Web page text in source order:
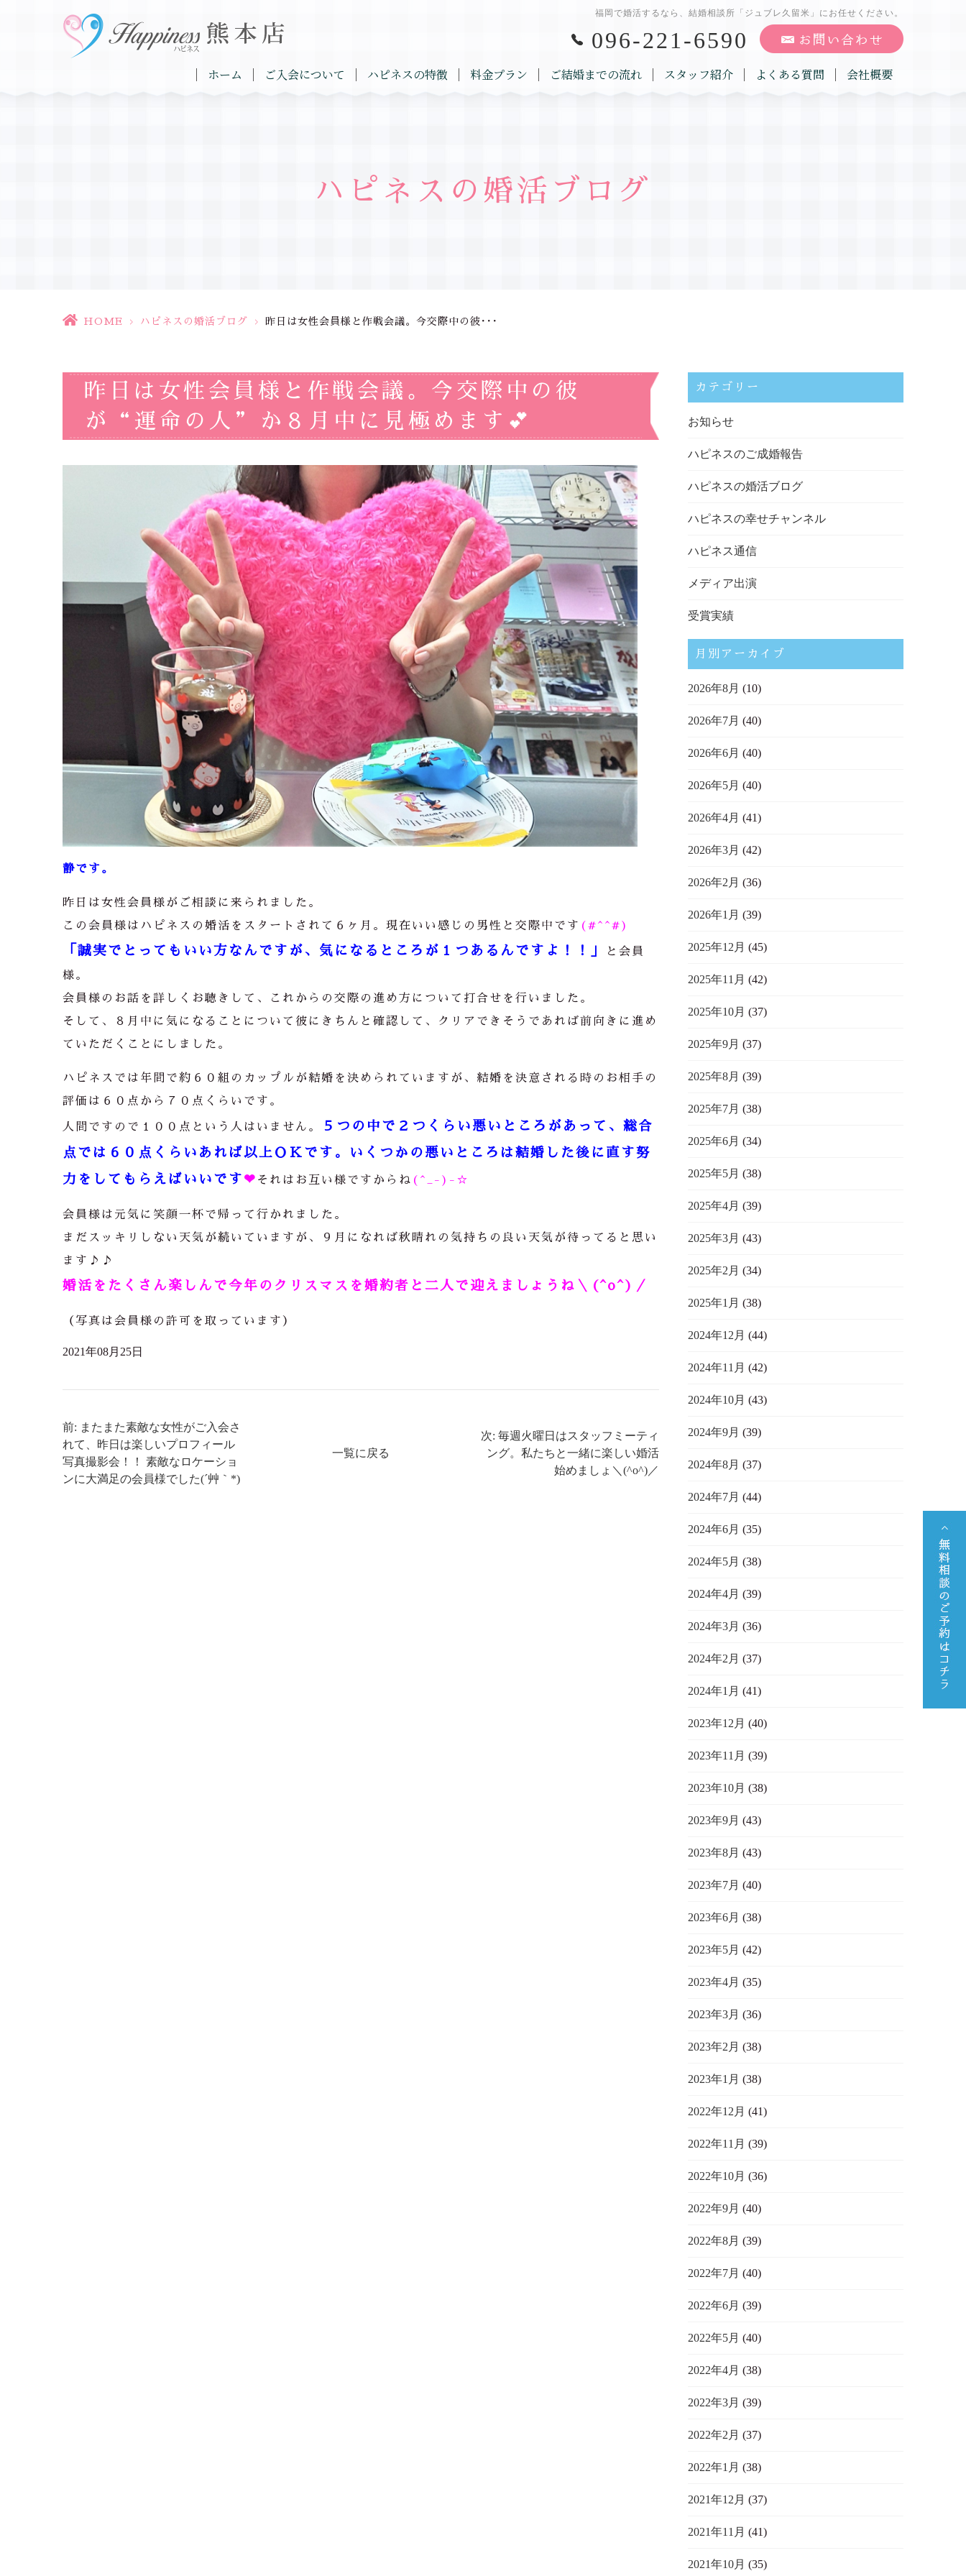
福岡で婚活するなら、結婚相談所「ジュブレ久留米」にお任せください。
096-221-6590
ホーム ご入会について ハピネスの特徴 料金プラン ご結婚までの流れ スタッフ紹介 よくある質問 会社概要
ハピネスの婚活ブログ
HOME > ハピネスの婚活ブログ > 昨日は女性会員様と作戦会議。今交際中の彼･･･
昨日は女性会員様と作戦会議。今交際中の彼
が“運命の人”か８月中に見極めます💕
静です。
昨日は女性会員様がご相談に来られました。
この会員様はハピネスの婚活をスタートされて６ヶ月。現在いい感じの男性と交際中です (#^^#)
「誠実でとってもいい方なんですが、気になるところが１つあるんですよ！！」 と会員
様。
会員様のお話を詳しくお聴きして、これからの交際の進め方について打合せを行いました。
そして、８月中に気になることについて彼にきちんと確認して、クリアできそうであれば前向きに進め
ていただくことにしました。
ハピネスでは年間で約６０組のカップルが結婚を決められていますが、結婚を決意される時のお相手の
評価は６０点から７０点くらいです。
人間ですので１００点という人はいません。
５つの中で２つくらい悪いところがあって、総合
点では６０点くらいあれば以上ＯＫです。いくつかの悪いところは結婚した後に直す努
力をしてもらえばいいです ❤ それはお互い様ですからね (^_-)-☆
会員様は元気に笑顔一杯で帰って行かれました。
まだスッキリしない天気が続いていますが、９月になれば秋晴れの気持ちの良い天気が待ってると思い
ます ♪♪
婚活をたくさん楽しんで今年のクリスマスを婚約者と二人で迎えましょうね＼(^o^)／
（写真は会員様の許可を取っています）
2021年08月25日
前: またまた素敵な女性がご入会さ
れて、昨日は楽しいプロフィール
写真撮影会！！ 素敵なロケーショ
ンに大満足の会員様でした(´艸｀*)
一覧に戻る
次: 毎週火曜日はスタッフミーティ
ング。私たちと一緒に楽しい婚活
始めましょ＼(^o^)／
カテゴリー
お知らせ
ハピネスのご成婚報告
ハピネスの婚活ブログ
ハピネスの幸せチャンネル
ハピネス通信
メディア出演
受賞実績
月別アーカイブ
2026年8月 (10)
2026年7月 (40)
2026年6月 (40)
2026年5月 (40)
2026年4月 (41)
2026年3月 (42)
2026年2月 (36)
2026年1月 (39)
2025年12月 (45)
2025年11月 (42)
2025年10月 (37)
2025年9月 (37)
2025年8月 (39)
2025年7月 (38)
2025年6月 (34)
2025年5月 (38)
2025年4月 (39)
2025年3月 (43)
2025年2月 (34)
2025年1月 (38)
2024年12月 (44)
2024年11月 (42)
2024年10月 (43)
2024年9月 (39)
2024年8月 (37)
2024年7月 (44)
2024年6月 (35)
2024年5月 (38)
2024年4月 (39)
2024年3月 (36)
2024年2月 (37)
2024年1月 (41)
2023年12月 (40)
2023年11月 (39)
2023年10月 (38)
2023年9月 (43)
2023年8月 (43)
2023年7月 (40)
2023年6月 (38)
2023年5月 (42)
2023年4月 (35)
2023年3月 (36)
2023年2月 (38)
2023年1月 (38)
2022年12月 (41)
2022年11月 (39)
2022年10月 (36)
2022年9月 (40)
2022年8月 (39)
2022年7月 (40)
2022年6月 (39)
2022年5月 (40)
2022年4月 (38)
2022年3月 (39)
2022年2月 (37)
2022年1月 (38)
2021年12月 (37)
2021年11月 (41)
2021年10月 (35)